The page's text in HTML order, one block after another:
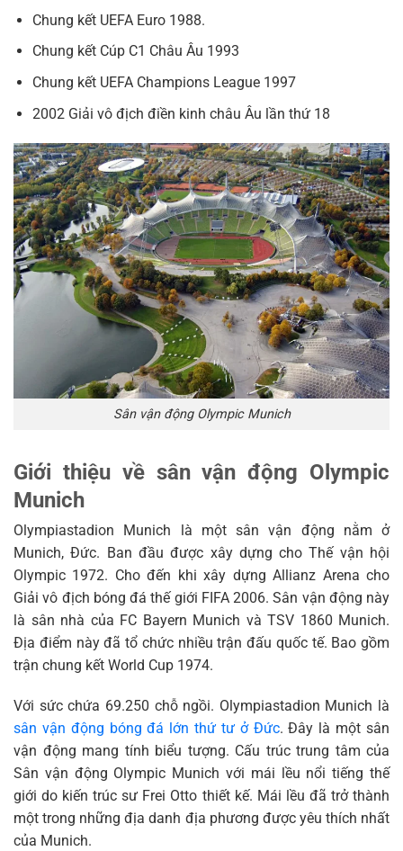
Chung kết UEFA Euro 1988.
Chung kết Cúp C1 Châu Âu 1993
Chung kết UEFA Champions League 1997
2002 Giải vô địch điền kinh châu Âu lần thứ 18
Sân vận động Olympic Munich
Giới thiệu về sân vận động Olympic
Munich
Olympiastadion Munich là một sân vận động nằm ở
Munich, Đức. Ban đầu được xây dựng cho Thế vận hội
Olympic 1972. Cho đến khi xây dựng Allianz Arena cho
Giải vô địch bóng đá thế giới FIFA 2006. Sân vận động này
là sân nhà của FC Bayern Munich và TSV 1860 Munich.
Địa điểm này đã tổ chức nhiều trận đấu quốc tế. Bao gồm
trận chung kết World Cup 1974.
Với sức chứa 69.250 chỗ ngồi. Olympiastadion Munich là
sân vận động bóng đá lớn thứ tư ở Đức. Đây là một sân
vận động mang tính biểu tượng. Cấu trúc trung tâm của
Sân vận động Olympic Munich với mái lều nổi tiếng thế
giới do kiến ​​trúc sư Frei Otto thiết kế. Mái lều đã trở thành
một trong những địa danh địa phương được yêu thích nhất
của Munich.